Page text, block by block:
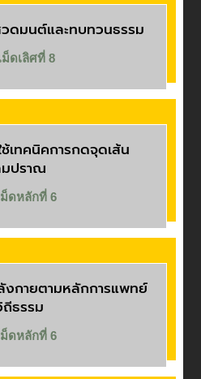
ดมนต์และทบทวนธรรม
ม็ดเลิศที่ 8
เทคนิคการกดจุดเส้น
ปราณ
ม็ดหลักที่ 6
งกายตามหลักการแพทย์
ธรรม
ม็ดหลักที่ 6